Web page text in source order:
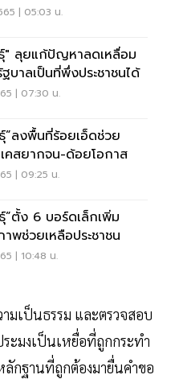
| 05:03 น.
" ลุยแก้ปัญหาลดเหลื่อม
บาลเป็นที่พึ่งประชาชนได้
| 07:30 น.
”ลงพื้นที่ร้อยเอ็ดช่วย
คสยากจน-ด้อยโอกาส
| 09:25 น.
”ตั้ง 6 บอร์ดเล็กเพิ่ม
าพช่วยเหลือประชาชน
| 10:48 น.
มเป็นธรรม และตรวจสอบ
ะมงเป็นเหยื่อที่ถูกกระทำ
ลักฐานที่ถูกต้องมายื่นคำขอ